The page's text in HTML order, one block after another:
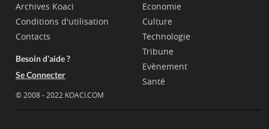
Archives Koaci
Conditions d'utilisation
Contacts
Besoin d'aide ?
Se Connecter
© 2008 - 2022 KOACI.COM
Economie
Culture
Technologie
Tribune
Evènement
Santé